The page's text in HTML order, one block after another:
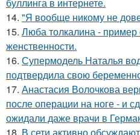
14. "Я вообще никому не
15. Люба толкалина - пример
женственности.
16. Супермодель Наталья
подтвердила свою
17. Анастасия Волочкова
после операции на ноге - и
ожидали даже врачи в